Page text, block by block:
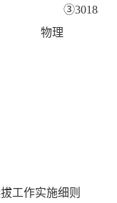
③3018材
物理
工作实施细则